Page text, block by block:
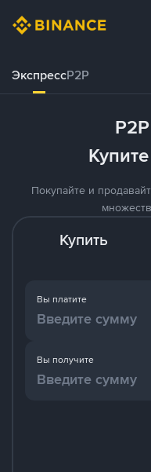
ЭкспрессP2P
Покупайте и
Купить
Вы платите
Вы получите